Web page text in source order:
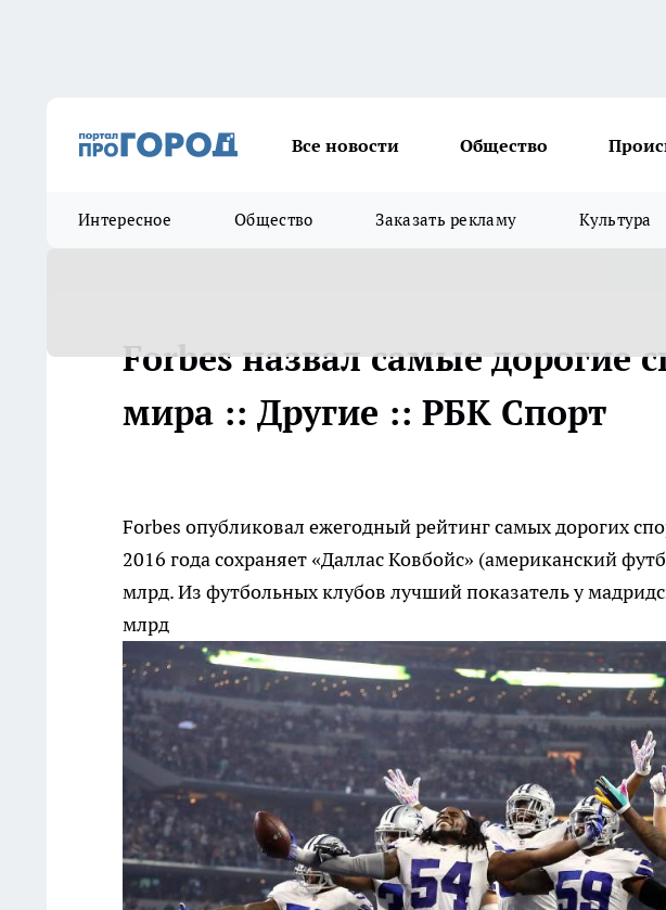
Все новости Общество
Интересное Общество Заказать рекламу Культура
Forbes назвал самые дорогие
мира :: Другие :: РБК Спорт
Forbes опубликовал ежегодный рейтинг самых дорогих
2016 года сохраняет «Даллас Ковбойс» (американский
млрд. Из футбольных клубов лучший показатель у
млрд